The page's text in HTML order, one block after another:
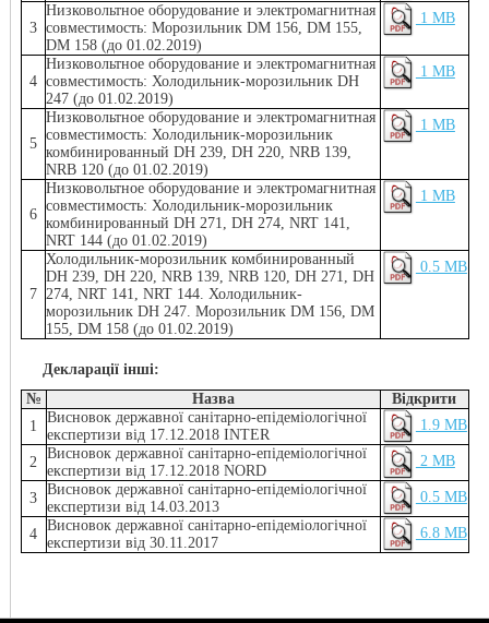
3
Низковольтное оборудование и электромагнитная
совместимость: Морозильник DM 156, DM 155,
DM 158 (до 01.02.2019)
1 MB
4
Низковольтное оборудование и электромагнитная
совместимость: Холодильник-морозильник DH
247 (до 01.02.2019)
1 MB
5
Низковольтное оборудование и электромагнитная
совместимость: Холодильник-морозильник
комбинированный DH 239, DH 220, NRB 139,
NRB 120 (до 01.02.2019)
1 MB
6
Низковольтное оборудование и электромагнитная
совместимость: Холодильник-морозильник
комбинированный DH 271, DH 274, NRT 141,
NRT 144 (до 01.02.2019)
1 MB
7
Холодильник-морозильник комбинированный
DH 239, DH 220, NRB 139, NRB 120, DH 271, DH
274, NRT 141, NRT 144. Холодильник-
морозильник DH 247. Морозильник DM 156, DM
155, DM 158 (до 01.02.2019)
0.5 MB
Декларації інші:
№
Назва
Відкрити
1
Висновок державної санітарно-епідеміологічної
експертизи від 17.12.2018 INTER
1.9 MB
2
Висновок державної санітарно-епідеміологічної
експертизи від 17.12.2018 NORD
2 MB
3
Висновок державної санітарно-епідеміологічної
експертизи від 14.03.2013
0.5 MB
4
Висновок державної санітарно-епідеміологічної
експертизи від 30.11.2017
6.8 MB